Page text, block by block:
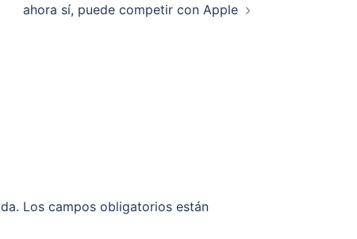
ahora sí, puede competir con Apple
Los campos obligatorios están